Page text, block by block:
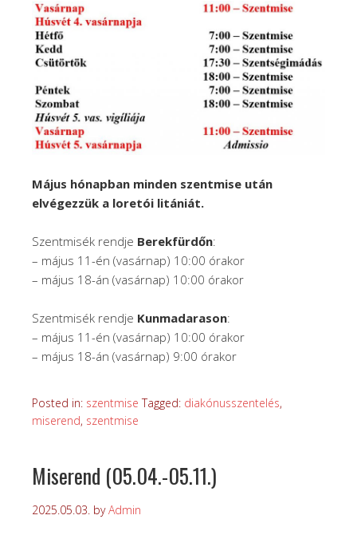
Május hónapban minden szentmise után
elvégezzük a loretói litániát.
Szentmisék rendje Berekfürdőn:
– május 11-én (vasárnap) 10:00 órakor
– május 18-án (vasárnap) 10:00 órakor
Szentmisék rendje Kunmadarason:
– május 11-én (vasárnap) 10:00 órakor
– május 18-án (vasárnap) 9:00 órakor
Posted in: szentmise Tagged: diakónusszentelés,
miserend, szentmise
Miserend (05.04.-05.11.)
2025.05.03. byAdmin